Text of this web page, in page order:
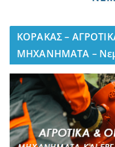
ΚΟΡΑΚΑΣ –
ΜΗΧΑΝΗΜΑΤΑ –